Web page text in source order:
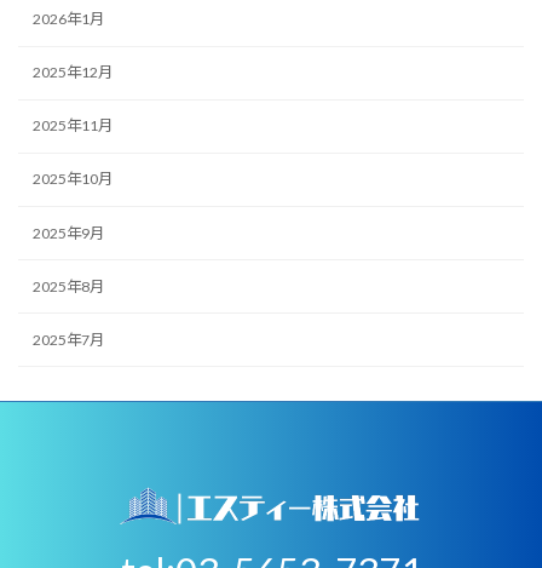
2026年1月
2025年12月
2025年11月
2025年10月
2025年9月
2025年8月
2025年7月